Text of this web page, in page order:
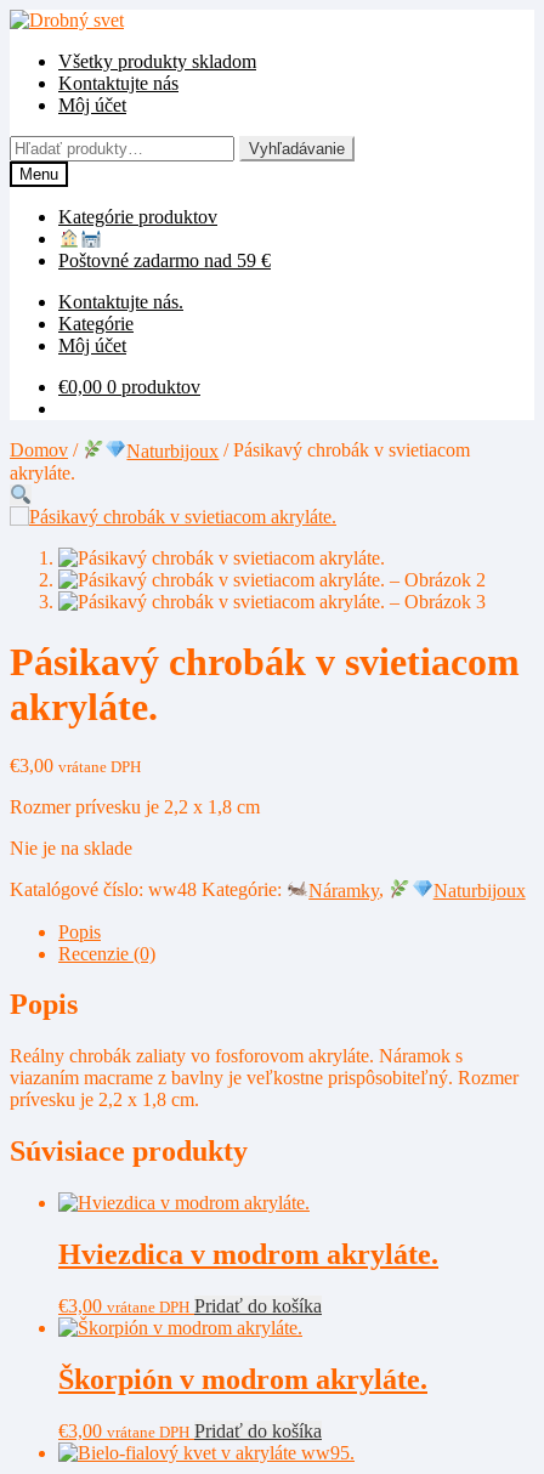
Preskočiť
navigáciu
Preskočiť
obsah
Všetky produkty skladom
Kontaktujte nás
Môj účet
Hľadať:
Vyhľadávanie
Menu
Kategórie produktov
Poštovné zadarmo nad 59 €
Kontaktujte nás.
Kategórie
Môj účet
€0,00 0 produktov
Domov / Naturbijoux /Pásikavý chrobák v svietiacom
akryláte.
Pásikavý chrobák v svietiacom
akryláte.
€3,00 vrátane DPH
Rozmer prívesku je 2,2 x 1,8 cm
Nie je na sklade
Katalógové číslo: ww48 Kategórie: Náramky,
Naturbijoux
Popis
Recenzie (0)
Popis
Reálny chrobák zaliaty vo fosforovom akryláte. Náramok s
viazaním macrame z bavlny je veľkostne prispôsobiteľný. Rozmer
prívesku je 2,2 x 1,8 cm.
Súvisiace produkty
Hviezdica v modrom akryláte.
€3,00 vrátane DPH Pridať do košíka
Škorpión v modrom akryláte.
€3,00 vrátane DPH Pridať do košíka